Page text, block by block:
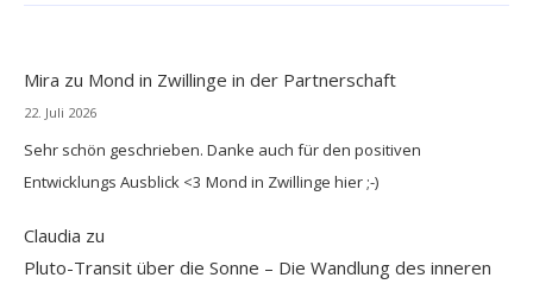
Mira zu Mond in Zwillinge in der Partnerschaft
22. Juli 2026
Sehr schön geschrieben. Danke auch für den positiven
Entwicklungs Ausblick <3 Mond in Zwillinge hier ;-)
Claudia zu
Pluto-Transit über die Sonne – Die Wandlung des inneren